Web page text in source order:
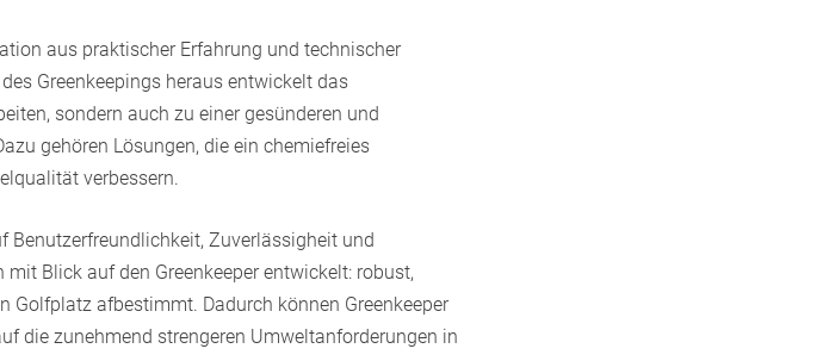
aus praktischer Erfahrung und technischer
Greenkeepings heraus entwickelt das
sondern auch zu einer gesünderen und
gehören Lösungen, die ein chemiefreies
verbessern.
Benutzerfreundlichkeit, Zuverlässigheit und
Blick auf den Greenkeeper entwickelt: robust,
afbestimmt. Dadurch können Greenkeeper
die zunehmend strengeren Umweltanforderungen in